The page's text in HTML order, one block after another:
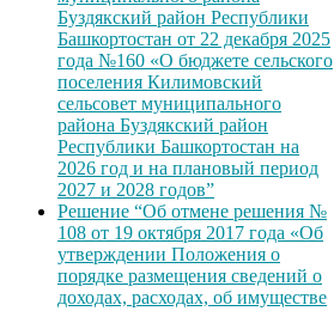
Буздякский район Республики
Башкортостан от 22 декабря 2025
года №160 «О бюджете сельского
поселения Килимовский
сельсовет муниципального
района Буздякский район
Республики Башкортостан на
2026 год и на плановый период
2027 и 2028 годов”
Решение “Об отмене решения №
108 от 19 октября 2017 года «Об
утверждении Положения о
порядке размещения сведений о
доходах, расходах, об имуществе